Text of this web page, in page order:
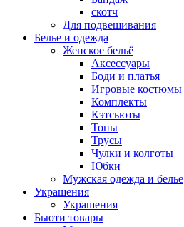
скотч
Для подвешивания
Белье и одежда
Женское бельё
Аксессуары
Боди и платья
Игровые костюмы
Комплекты
Кэтсьюты
Топы
Трусы
Чулки и колготы
Юбки
Мужская одежда и белье
Украшения
Украшения
Бьюти товары